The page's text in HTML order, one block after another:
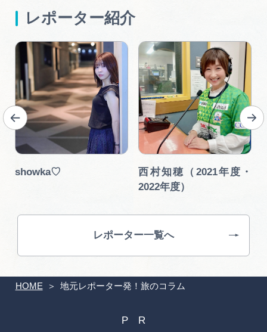
HOME 地元レポーター発！旅のコラム
レポーター紹介
showka♡
西村知穂（2021年度・
2022年度）
レポーター一覧へ